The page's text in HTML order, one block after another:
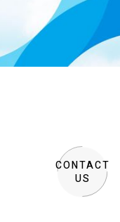
CONTACT
US